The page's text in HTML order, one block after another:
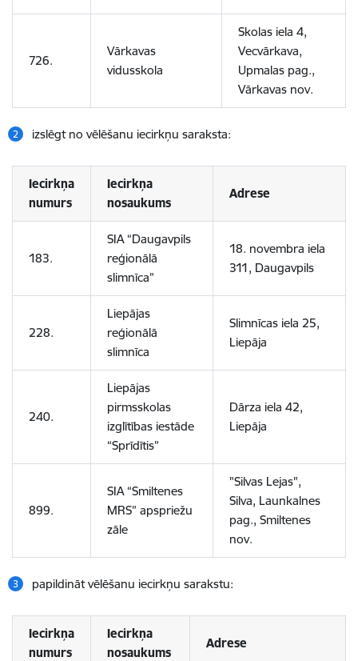
726.
Vārkavas
vidusskola
Skolas iela 4,
Vecvārkava,
Upmalas pag.,
Vārkavas nov.
izslēgt no vēlēšanu iecirkņu saraksta:
Iecirkņa
numurs
Iecirkņa
nosaukums
Adrese
183.
SIA “Daugavpils
reģionālā
slimnīca”
18. novembra iela
311, Daugavpils
228.
Liepājas
reģionālā
slimnīca
Slimnīcas iela 25,
Liepāja
240.
Liepājas
pirmsskolas
izglītības iestāde
“Sprīdītis”
Dārza iela 42,
Liepāja
899.
SIA “Smiltenes
MRS” apspriežu
zāle
"Silvas Lejas",
Silva, Launkalnes
pag., Smiltenes
nov.
papildināt vēlēšanu iecirkņu sarakstu:
Iecirkņa
numurs
Iecirkņa
nosaukums
Adrese